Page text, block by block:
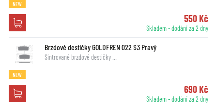
NEW
550 Kč
Skladem - dodání za 2 dny
Brzdové destičky GOLDFREN 022 S3 Pravý
Sintrované brzdové destičky …
NEW
690 Kč
Skladem - dodání za 2 dny